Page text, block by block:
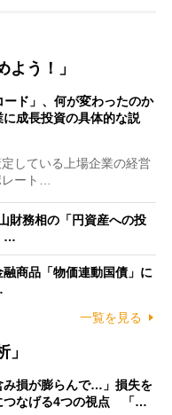
う！」
ド」、何が変わったのか
成長投資の具体的な説
している上場企業の経営
レート…
財務相の「円資産への投
…
商品「物価連動国債」に
一覧を見る
み損が膨らんで…」損失を
つなげる4つの視点 「…